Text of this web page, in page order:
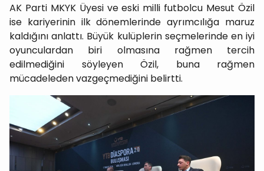
AK Parti MKYK Üyesi ve eski milli futbolcu Mesut Özil
ise kariyerinin ilk dönemlerinde ayrımcılığa maruz
kaldığını anlattı. Büyük kulüplerin seçmelerinde en iyi
oyunculardan biri olmasına rağmen tercih
edilmediğini söyleyen Özil, buna rağmen
mücadeleden vazgeçmediğini belirtti.